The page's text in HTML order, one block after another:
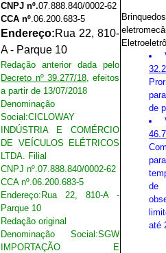
CNPJ nº.07.888.840/0002-62
CCA nº.06.200.683-5
Endereço:Rua 22, 810-
A - Parque 10
Redação anterior dada pelo
Decreto nº 39.277/18, efeitos
a partir de 13/07/2018
Denominação
Social:CICLOWAY
INDÚSTRIA E COMÉRCIO
DE VEÍCULOS ELÉTRICOS
LTDA. Filial
CNPJ nº.07.888.840/0002-62
CCA nº.06.200.683-5
Endereço: Rua 22, 810-A -
Parque 10
Redação original
Denominação Social:SGW
IMPORTAÇÃO E
de
até